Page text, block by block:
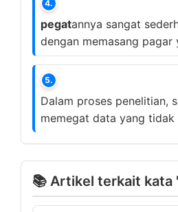
4.
pegatannya sangat
dengan memasang pagar
5.
Dalam proses penelitian,
memegat data yang tidak
📚 Artikel terkait kata